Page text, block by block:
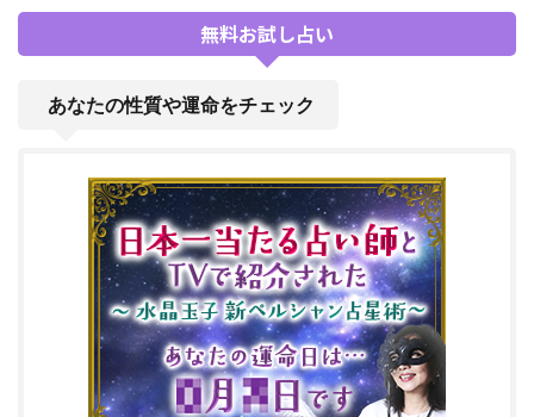
無料お試し占い
あなたの性質や運命をチェック